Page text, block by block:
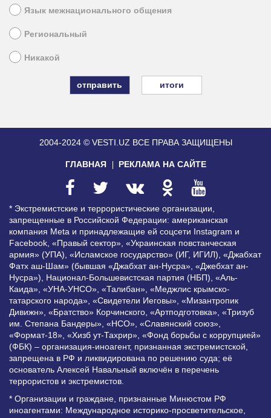
Язык межнационального общения
Региональный
Никакой
итоги
2004-2024 © VESTI.UZ ВСЕ ПРАВА ЗАЩИЩЕНЫ
ГЛАВНАЯ РЕКЛАМА НА САЙТЕ
* Экстремистские и террористические организации,
запрещенные в Российской Федерации: американская
компания Meta и принадлежащие ей соцсети Instagram и
Facebook, «Правый сектор», «Украинская повстанческая
армия» (УПА), «Исламское государство» (ИГ, ИГИЛ), «Джабхат
Фатх аш-Шам» (бывшая «Джабхат ан-Нусра», «Джебхат ан-
Нусра»), Национал-Большевистская партия (НБП), «Аль-
Каида», «УНА-УНСО», «Талибан», «Меджлис крымско-
татарского народа», «Свидетели Иеговы», «Мизантропик
Дивижн», «Братство» Корчинского, «Артподготовка», «Тризуб
им. Степана Бандеры», «НСО», «Славянский союз»,
«Формат-18», «Хизб ут-Тахрир», «Фонд борьбы с коррупцией»
(ФБК) – организация-иноагент, признанная экстремистской,
запрещена в РФ и ликвидирована по решению суда; её
основатель Алексей Навальный включён в перечень
террористов и экстремистов.
* Организации и граждане, признанные Минюстом РФ
иноагентами: Международное историко-просветительское,